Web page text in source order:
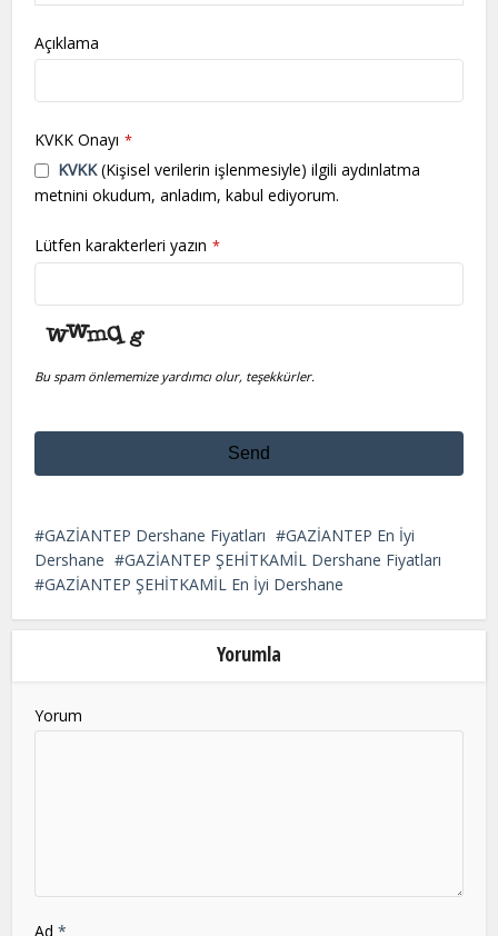
Açıklama
KVKK Onayı *
KVKK(Kişisel verilerin işlenmesiyle) ilgili aydınlatma
metnini okudum, anladım, kabul ediyorum.
Lütfen karakterleri yazın *
Bu spam önlememize yardımcı olur, teşekkürler.
Send
field
should
be
blank
GAZİANTEP Dershane Fiyatları
GAZİANTEP En İyi
Dershane
GAZİANTEP ŞEHİTKAMİL Dershane Fiyatları
GAZİANTEP ŞEHİTKAMİL En İyi Dershane
Yorumla
Yorum
Ad*